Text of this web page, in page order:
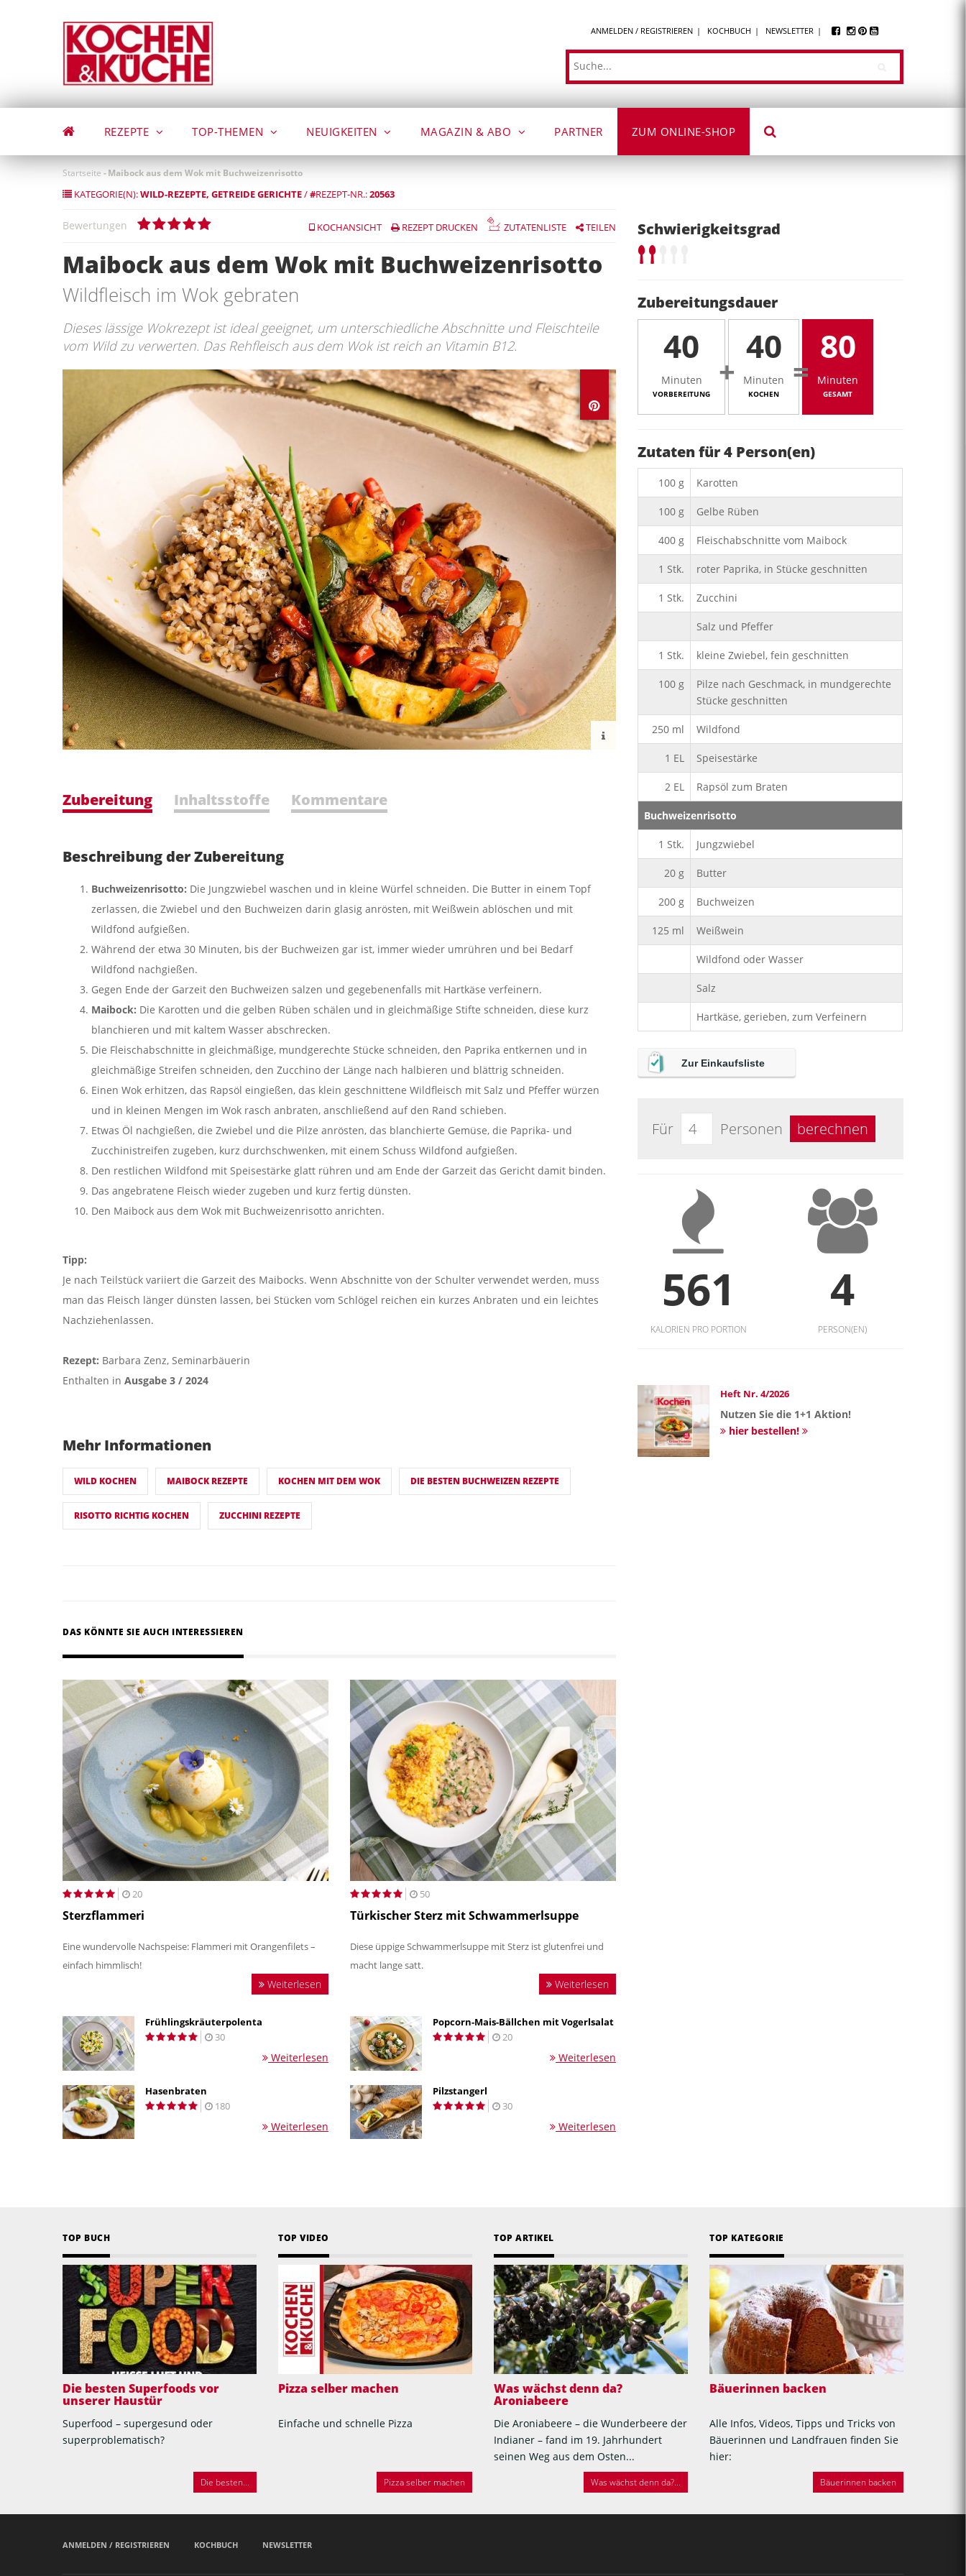
ANMELDEN / REGISTRIEREN KOCHBUCH NEWSLETTER
Suche
REZEPTE TOP-THEMEN NEUIGKEITEN MAGAZIN & ABO PARTNER ZUM ONLINE-SHOP
Startseite -Maibock aus dem Wok mit Buchweizenrisotto
KATEGORIE(N):WILD-REZEPTE GETREIDE GERICHTE/#REZEPT-NR.:20563
Bewertungen KOCHANSICHT REZEPT DRUCKEN ZUTATENLISTE TEILEN
Maibock aus dem Wok mit Buchweizenrisotto
Wildfleisch im Wok gebraten
Dieses lässige Wokrezept ist ideal geeignet, um unterschiedliche Abschnitte und Fleischteile
vom Wild zu verwerten. Das Rehfleisch aus dem Wok ist reich an Vitamin B12.
Zubereitung Inhaltsstoffe Kommentare
Beschreibung der Zubereitung
Buchweizenrisotto: Die Jungzwiebel waschen und in kleine Würfel schneiden. Die Butter in einem Topf
zerlassen, die Zwiebel und den Buchweizen darin glasig anrösten, mit Weißwein ablöschen und mit
Wildfond aufgießen.
Während der etwa 30 Minuten, bis der Buchweizen gar ist, immer wieder umrühren und bei Bedarf
Wildfond nachgießen.
Gegen Ende der Garzeit den Buchweizen salzen und gegebenenfalls mit Hartkäse verfeinern.
Maibock: Die Karotten und die gelben Rüben schälen und in gleichmäßige Stifte schneiden, diese kurz
blanchieren und mit kaltem Wasser abschrecken.
Die Fleischabschnitte in gleichmäßige, mundgerechte Stücke schneiden, den Paprika entkernen und in
gleichmäßige Streifen schneiden, den Zucchino der Länge nach halbieren und blättrig schneiden.
Einen Wok erhitzen, das Rapsöl eingießen, das klein geschnittene Wildfleisch mit Salz und Pfeffer würzen
und in kleinen Mengen im Wok rasch anbraten, anschließend auf den Rand schieben.
Etwas Öl nachgießen, die Zwiebel und die Pilze anrösten, das blanchierte Gemüse, die Paprika- und
Zucchinistreifen zugeben, kurz durchschwenken, mit einem Schuss Wildfond aufgießen.
Den restlichen Wildfond mit Speisestärke glatt rühren und am Ende der Garzeit das Gericht damit binden.
Das angebratene Fleisch wieder zugeben und kurz fertig dünsten.
Den Maibock aus dem Wok mit Buchweizenrisotto anrichten.
Tipp:
Je nach Teilstück variiert die Garzeit des Maibocks. Wenn Abschnitte von der Schulter verwendet werden, muss
man das Fleisch länger dünsten lassen, bei Stücken vom Schlögel reichen ein kurzes Anbraten und ein leichtes
Nachziehenlassen.
Rezept: Barbara Zenz, Seminarbäuerin
Enthalten in Ausgabe 3 / 2024
Mehr Informationen
WILD KOCHEN MAIBOCK REZEPTE KOCHEN MIT DEM WOK DIE BESTEN BUCHWEIZEN REZEPTE
RISOTTO RICHTIG KOCHEN ZUCCHINI REZEPTE
DAS KÖNNTE SIE AUCH INTERESSIEREN
20
Sterzflammeri
Eine wundervolle Nachspeise: Flammeri mit Orangenfilets –
einfach himmlisch!
Weiterlesen
50
Türkischer Sterz mit Schwammerlsuppe
Diese üppige Schwammerlsuppe mit Sterz ist glutenfrei und
macht lange satt.
Weiterlesen
Frühlingskräuterpolenta
30
Weiterlesen
Popcorn-Mais-Bällchen mit Vogerlsalat
20
Weiterlesen
Hasenbraten
180
Weiterlesen
Pilzstangerl
30
Weiterlesen
Schwierigkeitsgrad
Zubereitungsdauer
40
Minuten
VORBEREITUNG
+
40
Minuten
KOCHEN
=
80
Minuten
GESAMT
Zutaten für4 Person(en)
100 g Karotten
100 g Gelbe Rüben
400 g Fleischabschnitte vom Maibock
1 Stk. roter Paprika, in Stücke geschnitten
1 Stk. Zucchini
Salz und Pfeffer
1 Stk. kleine Zwiebel, fein geschnitten
100 g
Pilze nach Geschmack, in mundgerechte
Stücke geschnitten
250 ml Wildfond
1 EL Speisestärke
2 EL Rapsöl zum Braten
Buchweizenrisotto
1 Stk. Jungzwiebel
20 g Butter
200 g Buchweizen
125 ml Weißwein
Wildfond oder Wasser
Salz
Hartkäse, gerieben, zum Verfeinern
Zur Einkaufsliste
Für Personen berechnen
561
KALORIEN PRO PORTION
4
PERSON(EN)
Heft Nr. 4/2026
Nutzen Sie die 1+1 Aktion!
hier bestellen!
TOP BUCH
Die besten Superfoods vor
unserer Haustür
Superfood – supergesund oder
superproblematisch?
Die besten...
TOP VIDEO
Pizza selber machen
Einfache und schnelle Pizza
Pizza selber machen
TOP ARTIKEL
Was wächst denn da?
Aroniabeere
Die Aroniabeere – die Wunderbeere der
Indianer – fand im 19. Jahrhundert
seinen Weg aus dem Osten...
Was wächst denn da?...
TOP KATEGORIE
Bäuerinnen backen
Alle Infos, Videos, Tipps und Tricks von
Bäuerinnen und Landfrauen finden Sie
hier:
Bäuerinnen backen
ANMELDEN / REGISTRIEREN KOCHBUCH NEWSLETTER